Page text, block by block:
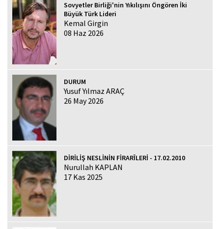
Sovyetler Birliği'nin Yıkılışını Öngören İki
Büyük Türk Lideri
Kemal Girgin
08 Haz 2026
DURUM
Yusuf Yılmaz ARAÇ
26 May 2026
DİRİLİŞ NESLİNİN FİRARÎLERİ - 17.02.2010
Nurullah KAPLAN
17 Kas 2025